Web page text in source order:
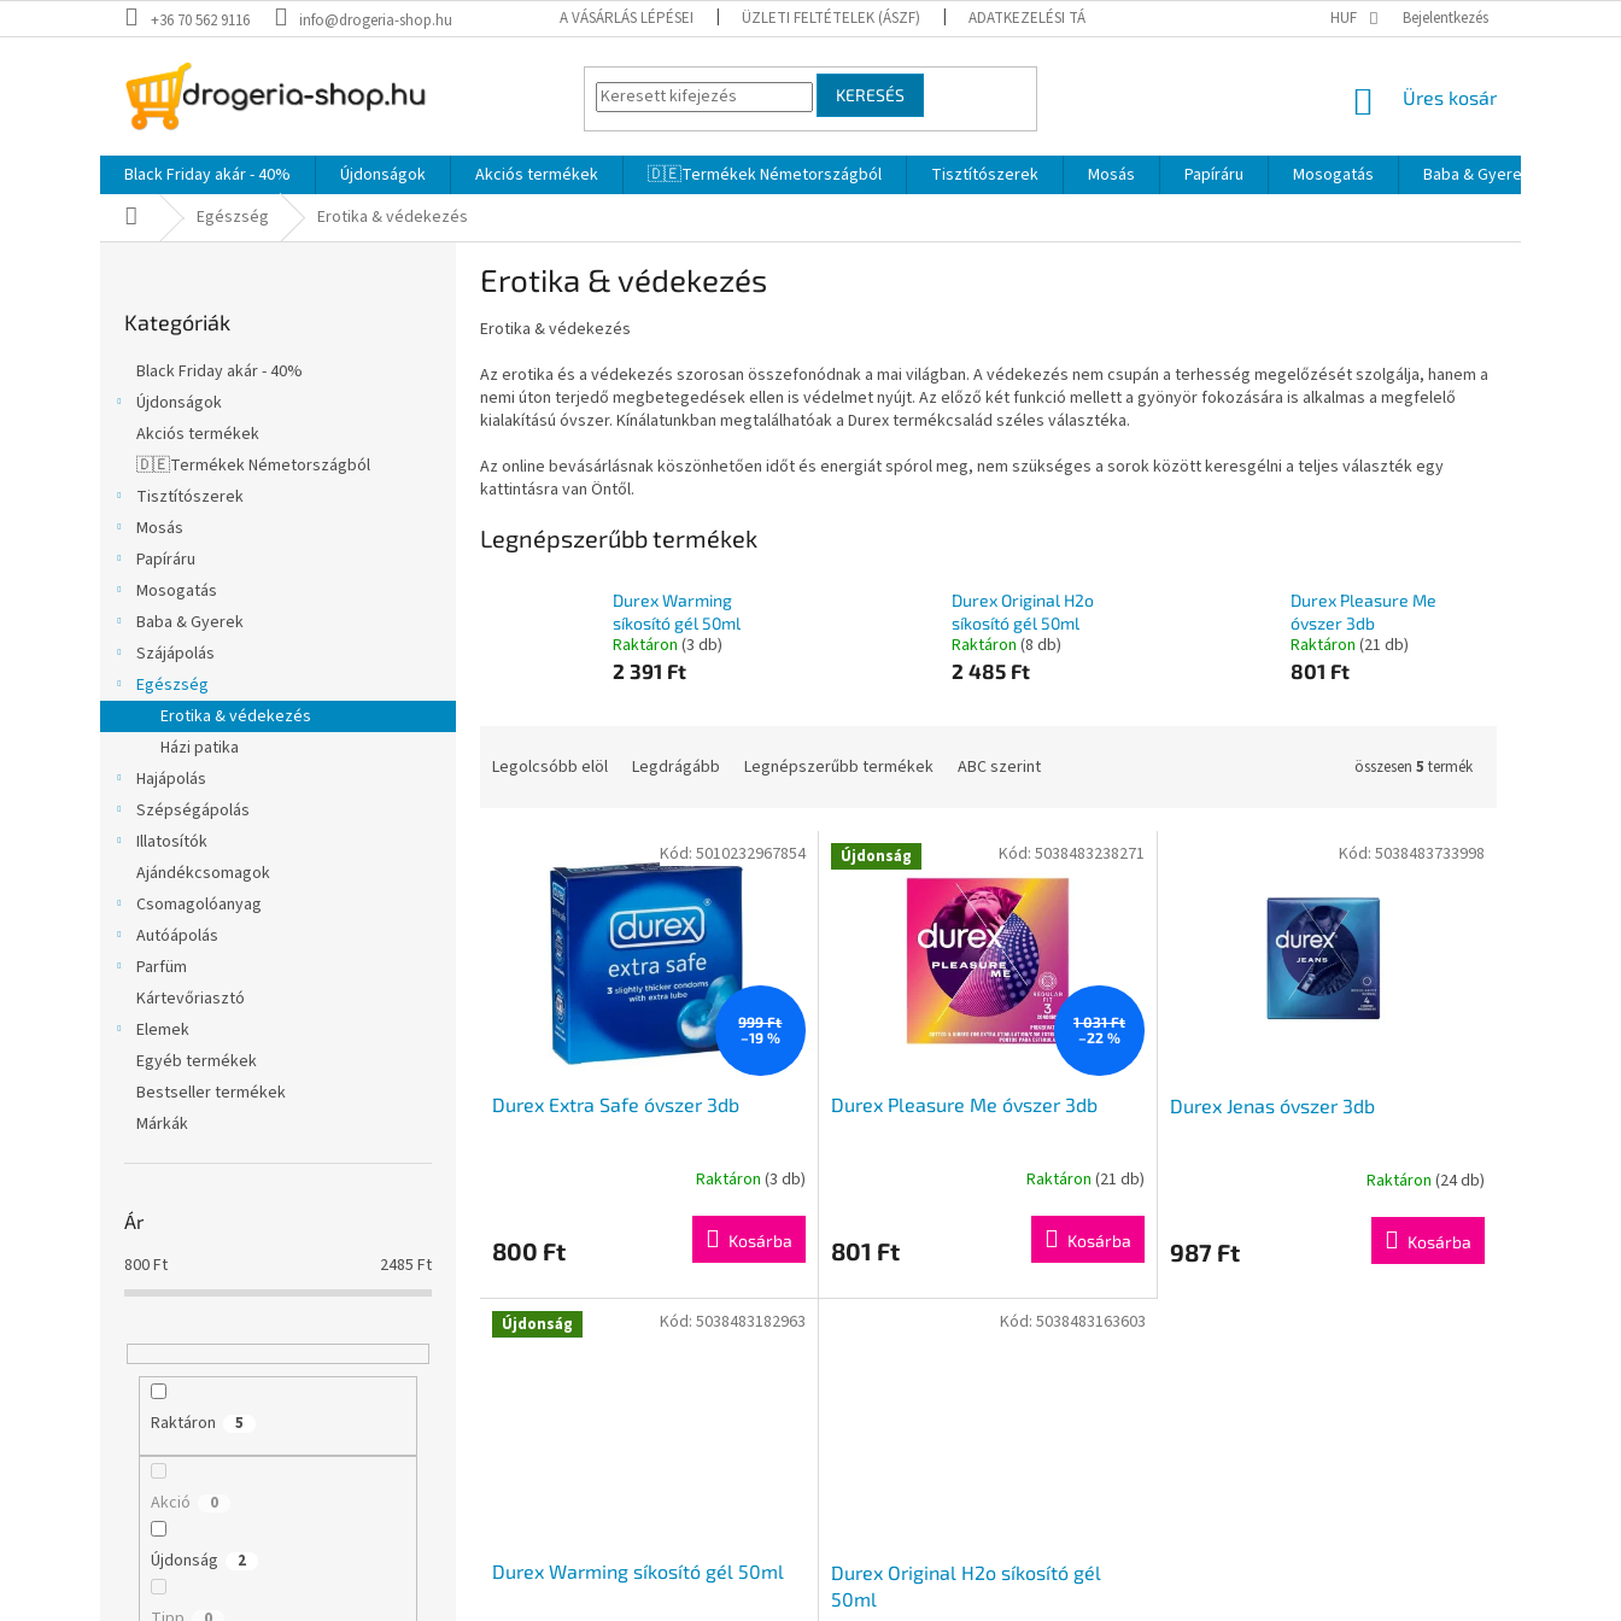
a
+36 70 562 9116 info@drogeria-shop.hu A VÁSÁRLÁS LÉPÉSEI ÜZLETI FELTÉTELEK (ÁSZF) ADATKEZELÉSI TÁJÉKOZTATÓ HUF Bejelentkezés
KERESÉS KOSÁR
Üres kosár
Black Friday akár - 40% Újdonságok Akciós termékek 🇩🇪Termékek Németországból Tisztítószerek Mosás Papíráru Mosogatás Baba & Gyerek
KezdőlapEgészség Erotika & védekezés
átugrása
Kategóriák
Black Friday akár - 40%
Újdonságok
Akciós termékek
🇩🇪Termékek Németországból
Tisztítószerek
Mosás
Papíráru
Mosogatás
Baba & Gyerek
Szájápolás
Egészség
Erotika & védekezés
Házi patika
Hajápolás
Szépségápolás
Illatosítók
Ajándékcsomagok
Csomagolóanyag
Autóápolás
Parfüm
Kártevőriasztó
Elemek
Egyéb termékek
Bestseller termékek
Márkák
Ár
800Ft 2485 Ft
Raktáron 5
Akció 0
Újdonság 2
Erotika & védekezés
Erotika & védekezés
Az erotika és a védekezés szorosan összefonódnak a mai világban. A védekezés nem csupán a terhesség megelőzését szolgálja, hanem a
nemi úton terjedő megbetegedések ellen is védelmet nyújt. Az előző két funkció mellett a gyönyör fokozására is alkalmas a megfelelő
kialakítású óvszer. Kínálatunkban megtalálhatóak a Durex termékcsalád széles választéka.
Az online bevásárlásnak köszönhetően időt és energiát spórol meg, nem szükséges a sorok között keresgélni a teljes választék egy
kattintásra van Öntől.
Legnépszerűbb termékek
Durex Warming
síkosító gél 50ml
Raktáron (3 db)
2 391 Ft
Durex Original H2o
síkosító gél 50ml
Raktáron (8 db)
2 485 Ft
Durex Pleasure Me
óvszer 3db
Raktáron (21 db)
801 Ft
Legolcsóbb elöl Legdrágább Legnépszerűbb termékek ABC szerint összesen 5 termék
999 Ft
–19 %
Durex Extra Safe óvszer 3db
Raktáron (3 db)
800 Ft Kosárba
Kód: 5010232967854 Újdonság
1 031 Ft
–22 %
Durex Pleasure Me óvszer 3db
Raktáron (21 db)
801 Ft Kosárba
Kód: 5038483238271
Durex Jenas óvszer 3db
Raktáron (24 db)
987 Ft Kosárba
Kód: 5038483733998
Újdonság
Durex Warming síkosító gél 50ml
Kód: 5038483182963
Durex Original H2o síkosító gél
50ml
Kód: 5038483163603